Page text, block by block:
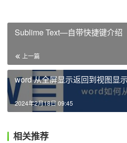
Sublime Text—自带快捷键介绍
上一篇
word 从全屏显示返回到视图显
2024年2月18日 09:45
相关推荐